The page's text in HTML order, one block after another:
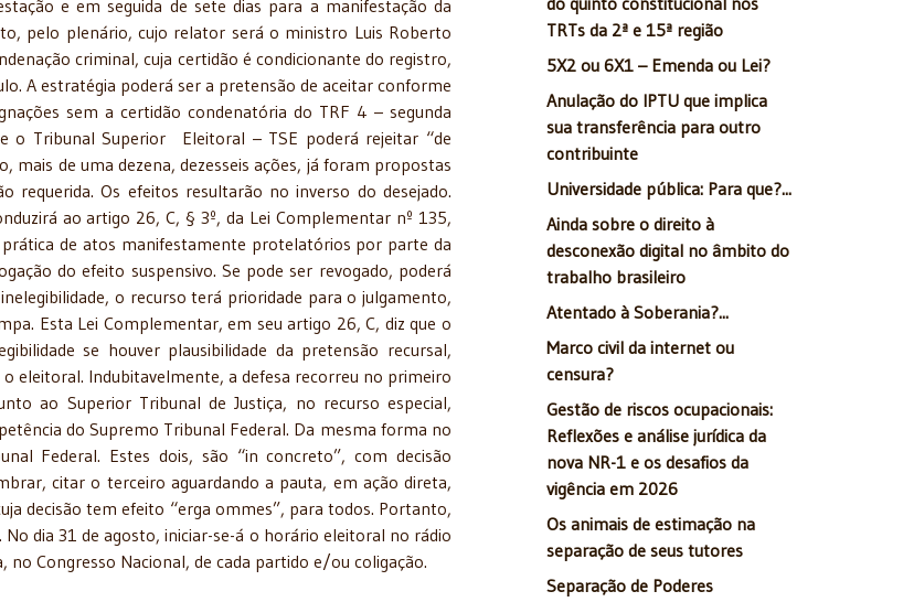
e em seguida de sete dias para a manifestação da
pelo plenário, cujo relator será o ministro Luis Roberto
criminal, cuja certidão é condicionante do registro,
A estratégia poderá ser a pretensão de aceitar conforme
sem a certidão condenatória do TRF 4 – segunda
o Tribunal Superior Eleitoral – TSE poderá rejeitar “de
mais de uma dezena, dezesseis ações, já foram propostas
requerida. Os efeitos resultarão no inverso do desejado.
ao artigo 26, C, § 3º, da Lei Complementar nº 135,
de atos manifestamente protelatórios por parte da
do efeito suspensivo. Se pode ser revogado, poderá
o recurso terá prioridade para o julgamento,
Esta Lei Complementar, em seu artigo 26, C, diz que o
se houver plausibilidade da pretensão recursal,
eleitoral. Indubitavelmente, a defesa recorreu no primeiro
ao Superior Tribunal de Justiça, no recurso especial,
do Supremo Tribunal Federal. Da mesma forma no
Federal. Estes dois, são “in concreto”, com decisão
citar o terceiro aguardando a pauta, em ação direta,
decisão tem efeito “erga ommes”, para todos. Portanto,
dia 31 de agosto, iniciar-se-á o horário eleitoral no rádio
Congresso Nacional, de cada partido e/ou coligação.
TRTs da 2ª e 15ª região
5X2 ou 6X1 – Emenda ou Lei?
Anulação do IPTU que implica
sua transferência para outro
contribuinte
Universidade pública: Para que?...
Ainda sobre o direito à
desconexão digital no âmbito do
trabalho brasileiro
Atentado à Soberania?...
Marco civil da internet ou
censura?
Gestão de riscos ocupacionais:
Reflexões e análise jurídica da
nova NR-1 e os desafios da
vigência em 2026
Os animais de estimação na
separação de seus tutores
Separação de Poderes